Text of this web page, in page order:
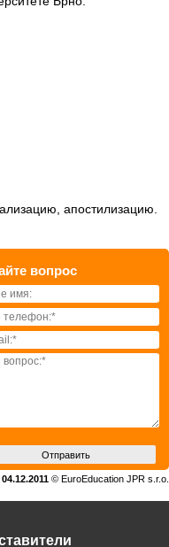
апостилизацию.
вопрос
04.12.2011© EuroEducation JPR s.r.o.